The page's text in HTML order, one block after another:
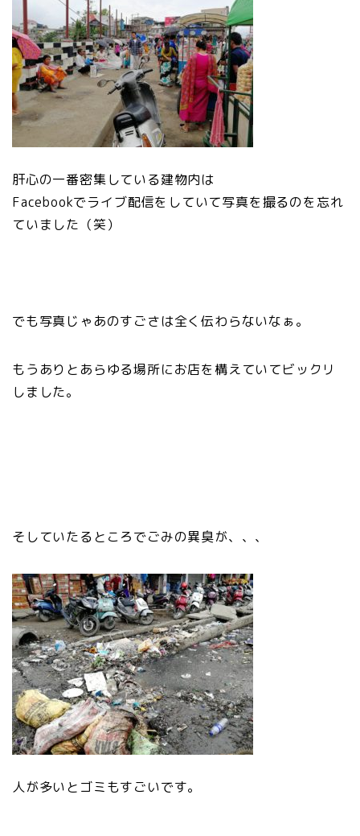
肝心の一番密集している建物内は
Facebookでライブ配信をしていて写真を撮るのを忘れ
ていました（笑）
でも写真じゃあのすごさは全く伝わらないなぁ。
もうありとあらゆる場所にお店を構えていてビックリ
しました。
そしていたるところでごみの異臭が、、、
人が多いとゴミもすごいです。